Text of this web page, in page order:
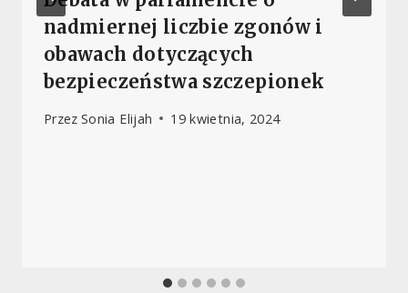
nadmiernej liczbie zgonów i
obawach dotyczących
bezpieczeństwa szczepionek
Przez Sonia Elijah 19 kwietnia, 2024